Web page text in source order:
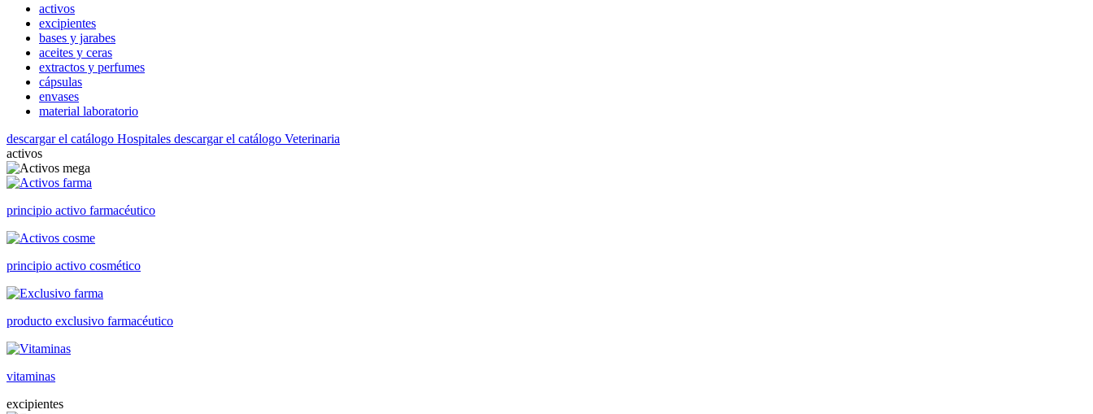
activos
excipientes
bases y jarabes
aceites y ceras
extractos y perfumes
cápsulas
envases
material laboratorio
descargar el catálogo Hospitales descargar el catálogo Veterinaria
activos
principio activo farmacéutico
principio activo cosmético
producto exclusivo farmacéutico
vitaminas
excipientes